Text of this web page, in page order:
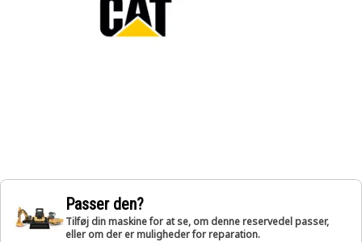
Passer den?
Tilføj din maskine for at se, om denne reservedel passer,
eller om der er muligheder for reparation.